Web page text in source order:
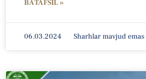
BATAFSIL »
06.03.2024 Sharhlar mavjud emas